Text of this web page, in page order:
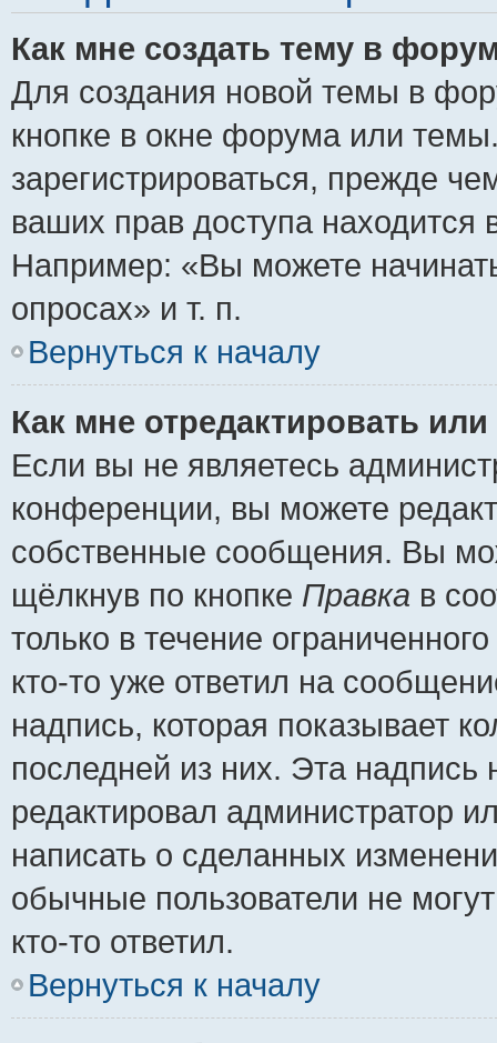
Как мне создать тему в
Для создания новой темы в
кнопке в окне форума или
зарегистрироваться, прежде
ваших прав доступа
Например: «Вы можете
опросах» и т. п.
Вернуться к началу
Как мне отредактировать
Если вы не являетесь
конференции, вы можете
собственные сообщения. Вы
щёлкнув по кнопке Правка в
только в течение
кто-то уже ответил на
надпись, которая показывает
последней из них. Эта
редактировал администратор
написать о сделанных
обычные пользователи не
кто-то ответил.
Вернуться к началу